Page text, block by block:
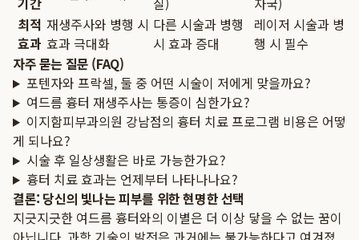
최적
효과
재생주사와 병행 시
효과 극대화
다른 시술과 병행
시 효과 증대
레이저 시술과 병
행 시 필수
자주 묻는 질문 (FAQ)
포텐자와 프락셀, 둘 중 어떤 시술이 저에게 맞을까요?
여드름 흉터 재생주사는 통증이 심한가요?
이지함피부과의원 강남점의 흉터 치료 프로그램 비용은 어떻
게 되나요?
시술 후 일상생활은 바로 가능한가요?
흉터 치료 효과는 언제부터 나타나나요?
결론: 당신의 빛나는 피부를 위한 현명한 선택
지긋지긋한 여드름 흉터와의 이별은 더 이상 닿을 수 없는 꿈이